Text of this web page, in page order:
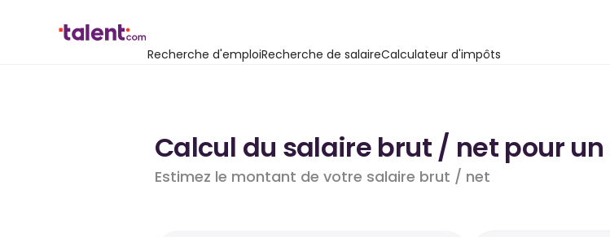
Recherche d'emploiRecherche de salaireCalculateur d'impôts
Calcul du salaire brut / net pour
Estimez le montant de votre salaire brut / net